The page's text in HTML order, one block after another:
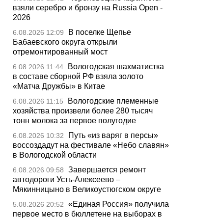
взяли серебро и бронзу на Russia Open -
2026
6.08.2026 12:09
В поселке Щепье
Бабаевского округа открыли
отремонтированный мост
6.08.2026 11:44
Вологодская шахматистка
в составе сборной РФ взяла золото
«Матча Дружбы» в Китае
6.08.2026 11:15
Вологодские племенные
хозяйства произвели более 280 тысяч
тонн молока за первое полугодие
6.08.2026 10:32
Путь «из варяг в персы»
воссоздадут на фестивале «Небо славян»
в Вологодской области
6.08.2026 09:58
Завершается ремонт
автодороги Усть-Алексеево –
Мякинницыно в Великоустюгском округе
5.08.2026 20:52
«Единая Россия» получила
первое место в бюллетене на выборах в